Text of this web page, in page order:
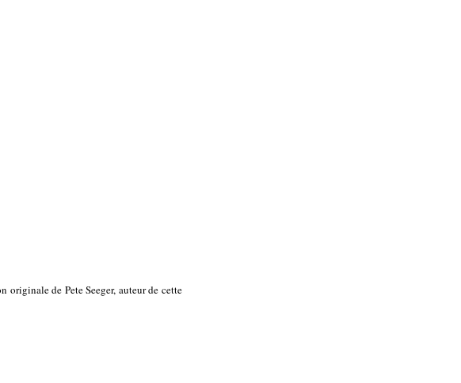
originale de Pete Seeger, auteur de cette